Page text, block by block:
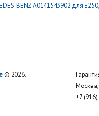
BENZ A0141543902 для
© 2026.
Москва,
+7